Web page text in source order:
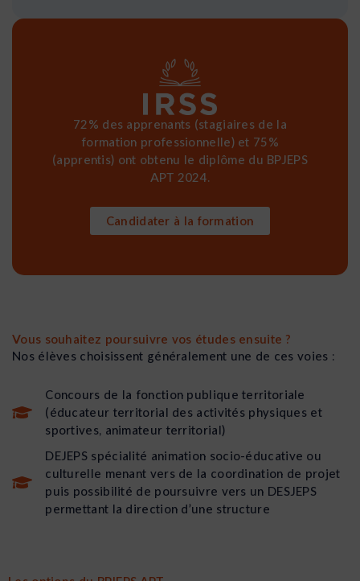
72% des apprenants (stagiaires de la
formation professionnelle) et 75%
(apprentis) ont obtenu le diplôme du BPJEPS
APT 2024.
Candidater à la formation
Vous souhaitez poursuivre vos études ensuite ?
Nos élèves choisissent généralement une de ces voies :
Concours de la fonction publique territoriale
(éducateur territorial des activités physiques et
sportives, animateur territorial)
DEJEPS spécialité animation socio-éducative ou
culturelle menant vers de la coordination de projet
puis possibilité de poursuivre vers un DESJEPS
permettant la direction d’une structure